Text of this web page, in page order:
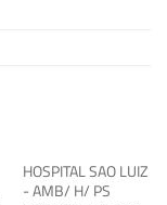
HOSPITAL SAO LUIZ
- AMB/ H/ PS